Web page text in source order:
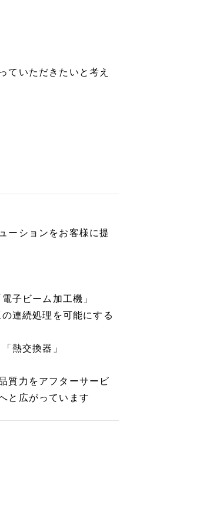
ていただきたいと考え
ーションをお客様に提
子ビーム加工機」
連続処理を可能にする
熱交換器」
質力をアフターサービ
と広がっています